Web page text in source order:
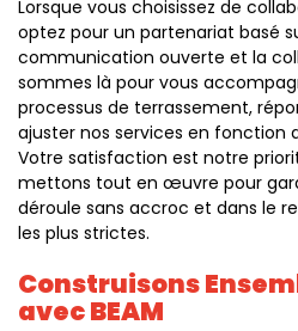
Lorsque vous choisissez de
optez pour un partenariat basé
communication ouverte et la
sommes là pour vous
processus de terrassement,
ajuster nos services en fonction
Votre satisfaction est notre
mettons tout en œuvre pour
déroule sans accroc et dans le
les plus strictes.
Construisons
avec BEAM